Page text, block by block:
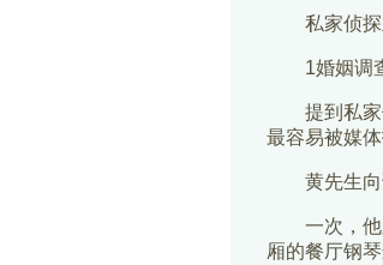
私家侦探
1婚姻调
提到私家侦
最容易被媒体
黄先生向
一次，他跟
厢的餐厅钢